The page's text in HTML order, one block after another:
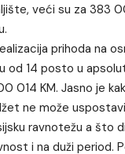
veći su za 383
prihoda na
od 14 posto u
014 KM. Jasno je
ne može
ravnotežu a što
i na duži period.